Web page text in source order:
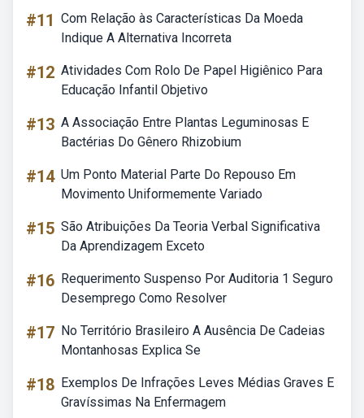
#11 Com Relação às Características Da Moeda
Indique A Alternativa Incorreta
#12 Atividades Com Rolo De Papel Higiênico Para
Educação Infantil Objetivo
#13 A Associação Entre Plantas Leguminosas E
Bactérias Do Gênero Rhizobium
#14 Um Ponto Material Parte Do Repouso Em
Movimento Uniformemente Variado
#15 São Atribuições Da Teoria Verbal Significativa
Da Aprendizagem Exceto
#16 Requerimento Suspenso Por Auditoria 1 Seguro
Desemprego Como Resolver
#17 No Território Brasileiro A Ausência De Cadeias
Montanhosas Explica Se
#18 Exemplos De Infrações Leves Médias Graves E
Gravíssimas Na Enfermagem